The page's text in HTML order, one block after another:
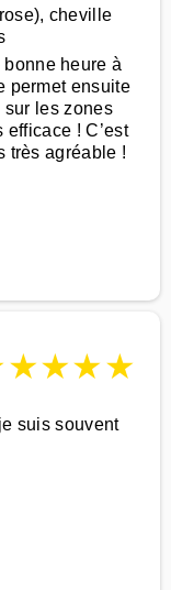
cheville
heure à
permet ensuite
sur les zones
efficace ! C’est
très agréable !
★★★★
suis souvent